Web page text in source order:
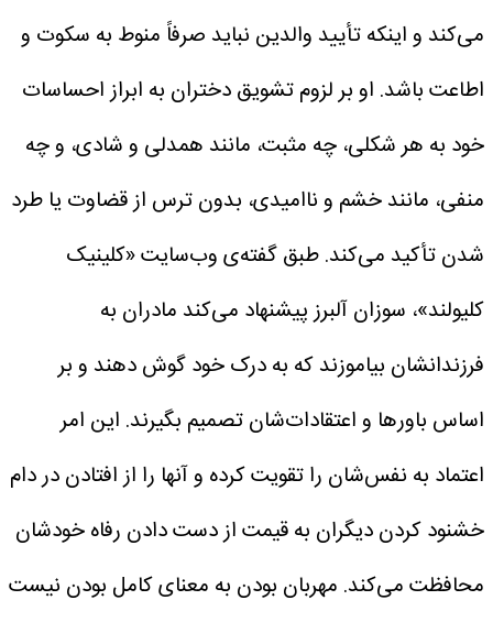
می‌کند و اینکه تأیید والدین نباید صرفاً منوط به سکوت و
اطاعت باشد. او بر لزوم تشویق دختران به ابراز احساسات
خود به هر شکلی، چه مثبت، مانند همدلی و شادی، و چه
منفی، مانند خشم و ناامیدی، بدون ترس از قضاوت یا طرد
شدن تأکید می‌کند.طبق گفته‌ی وب‌سایت «کلینیک
کلیولند»، سوزان آلبرز پیشنهاد می‌کند مادران به
فرزندانشان بیاموزند که به درک خود گوش دهند و بر
اساس باورها و اعتقادات‌شان تصمیم بگیرند. این امر
اعتماد به نفس‌شان را تقویت کرده و آنها را از افتادن در دام
خشنود کردن دیگران به قیمت از دست دادن رفاه خودشان
محافظت می‌کند. مهربان بودن به معنای کامل بودن نیست